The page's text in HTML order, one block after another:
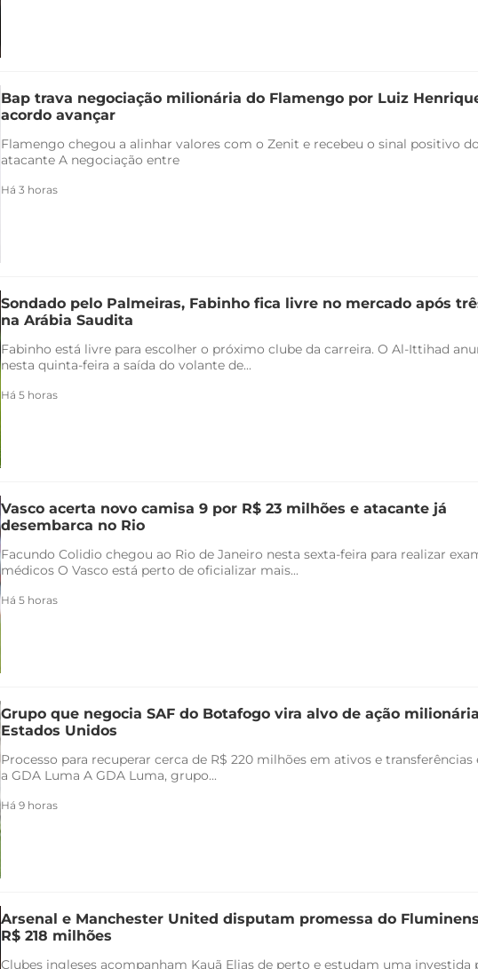
Bap trava negociação milionária do Flamengo por Luiz
acordo avançar
Flamengo chegou a alinhar valores com o Zenit e recebeu o sinal positivo do
atacante A negociação entre
Há 3 horas
Sondado pelo Palmeiras, Fabinho fica livre no mercado após
na Arábia Saudita
Fabinho está livre para escolher o próximo clube da carreira. O Al-Ittihad
nesta quinta-feira a saída do volante de...
Há 5 horas
Vasco acerta novo camisa 9 por R$ 23 milhões e atacante já
desembarca no Rio
Facundo Colidio chegou ao Rio de Janeiro nesta sexta-feira para realizar
médicos O Vasco está perto de oficializar mais...
Há 5 horas
Grupo que negocia SAF do Botafogo vira alvo de ação
Estados Unidos
Processo para recuperar cerca de R$ 220 milhões em ativos e transferências
a GDA Luma A GDA Luma, grupo...
Há 9 horas
Arsenal e Manchester United disputam promessa do
R$ 218 milhões
Clubes ingleses acompanham Kauã Elias de perto e estudam uma investida